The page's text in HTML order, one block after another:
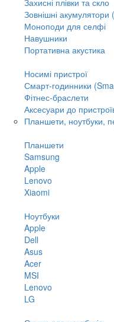
Зовнішні
Моноподи для селфі
Навушники
Портативна акустика
Носимі пристрої
Смарт-годинники
Фітнес-браслети
Аксесуари до
Планшети, ноутбуки,
Планшети
Samsung
Apple
Lenovo
Xiaomi
Ноутбуки
Apple
Dell
Asus
Acer
MSI
Lenovo
LG